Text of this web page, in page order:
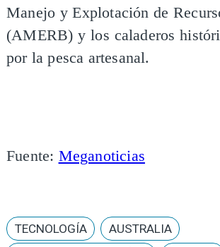
Manejo y Explotación de
(AMERB) y los caladeros
por la pesca artesanal.
Fuente: Meganoticias
TECNOLOGÍA
AUSTRALIA